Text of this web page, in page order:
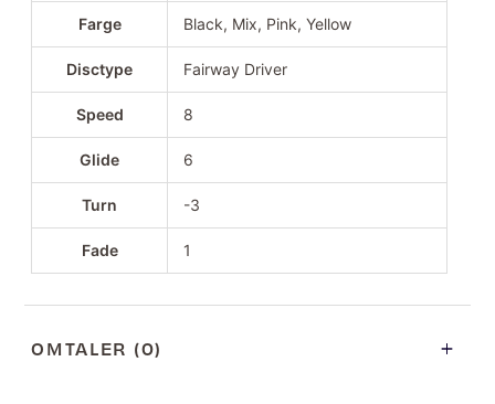
Farge Black, Mix, Pink, Yellow
Disctype Fairway Driver
Speed 8
Glide 6
Turn -3
Fade 1
OMTALER (0)